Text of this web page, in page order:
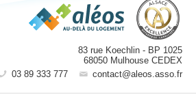
83 rue Koechlin - BP 1025
68050 Mulhouse CEDEX
03 89 333 777
contact@aleos.asso.fr